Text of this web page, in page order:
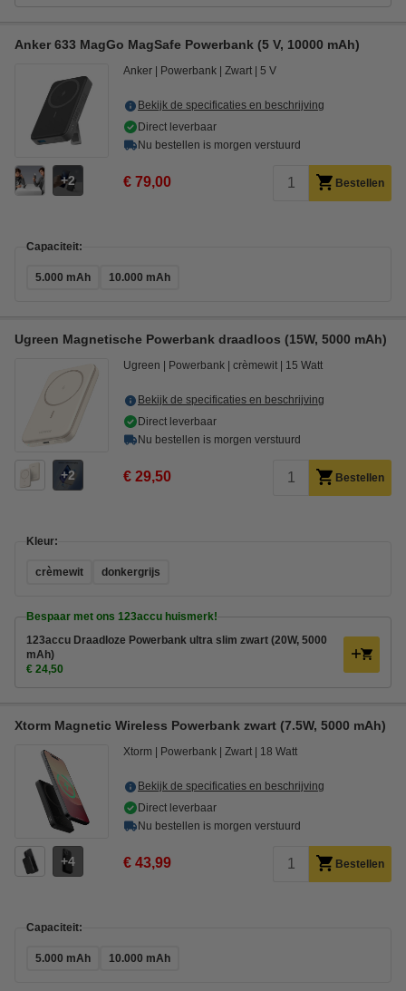
Anker 633 MagGo MagSafe Powerbank (5 V, 10000 mAh)
2
Anker Powerbank Zwart 5 V
Bekijk de specificaties en beschrijving
Direct leverbaar
Nu bestellen is morgen verstuurd
€ 79,00 Bestellen
Capaciteit:
5.000 mAh 10.000 mAh
Ugreen Magnetische Powerbank draadloos (15W, 5000 mAh)
2
Ugreen Powerbank crèmewit 15 Watt
Bekijk de specificaties en beschrijving
Direct leverbaar
Nu bestellen is morgen verstuurd
€ 29,50 Bestellen
Kleur:
crèmewit donkergrijs
Bespaar met ons 123accu huismerk!
123accu Draadloze Powerbank ultra slim zwart (20W, 5000
mAh)
€ 24,50
Xtorm Magnetic Wireless Powerbank zwart (7.5W, 5000 mAh)
4
Xtorm Powerbank Zwart 18 Watt
Bekijk de specificaties en beschrijving
Direct leverbaar
Nu bestellen is morgen verstuurd
€ 43,99 Bestellen
Capaciteit:
5.000 mAh 10.000 mAh